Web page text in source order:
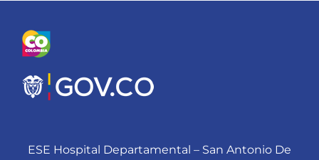
Preguntas y Respuestas Frecuentes
Nuestra Entidad
ESE Hospital Departamental – San Antonio De